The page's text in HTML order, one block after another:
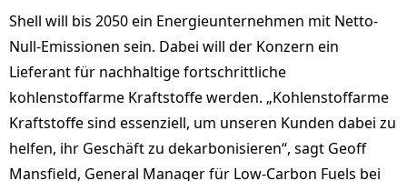
Shell will bis 2050 ein Energieunternehmen mit Netto-
Null-Emissionen sein. Dabei will der Konzern ein
Lieferant für nachhaltige fortschrittliche
kohlenstoffarme Kraftstoffe werden. „Kohlenstoffarme
Kraftstoffe sind essenziell, um unseren Kunden dabei zu
helfen, ihr Geschäft zu dekarbonisieren“, sagt Geoff
Mansfield, General Manager für Low-Carbon Fuels bei